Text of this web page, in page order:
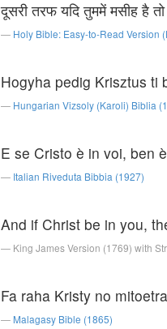
दूसरी तरफ यदि तुममें मसीह है
Holy Bible: Easy-to-Read Version
Hogyha pedig Krisztus ti
Hungarian Vizsoly (Karoli) Biblia
E se Cristo è in voi, ben
Italian Riveduta Bibbia (1927)
And if Christ be in you,
King James Version (1769) with
Fa raha Kristy no
Malagasy Bible (1865)